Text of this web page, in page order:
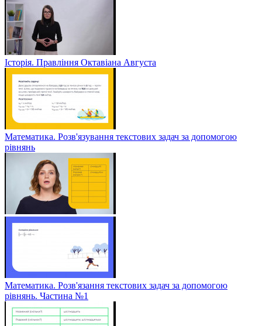
Історія. Правління Октавіана Августа
Математика. Розв'язування текстових задач за допомогою
рівнянь
Математика. Розв'язання текстових задач за допомогою
рівнянь. Частина №1